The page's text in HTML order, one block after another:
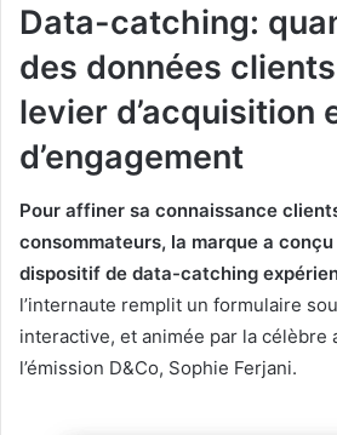
Data-catching:
des données
levier d’acquisition
d’engagement
Pour affiner sa connaissance
consommateurs, la marque a conçu
dispositif de data-catching
l’internaute remplit un formulaire
interactive, et animée par la célèbre
l’émission D&Co, Sophie Ferjani.